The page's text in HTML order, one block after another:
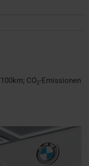
; CO2-Emissionen